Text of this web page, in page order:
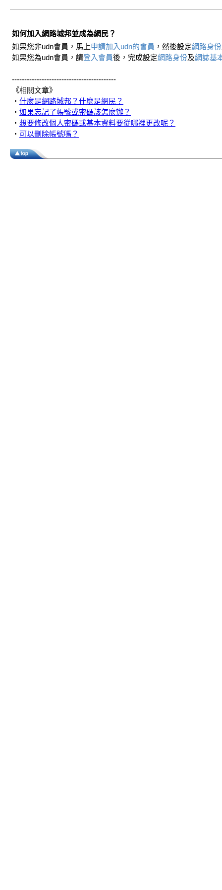
如何加入網路城邦並成為網民？
如果您非udn會員，馬上申請加入udn的會員 ，然後設定網路身份
如果您為udn會員，請登入會員後，完成設定網路身份及網誌基
------------------------------------------
《相關文章》
‧ 什麼是網路城邦？什麼是網民？
‧ 如果忘記了帳號或密碼該怎麼辦？
‧ 想要修改個人密碼或基本資料要從哪裡更改呢？
‧ 可以刪除帳號嗎？